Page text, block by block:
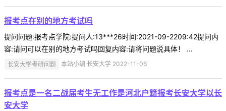
报考点在别的地方考试吗
提问问题:报考点学院:提问人:13***26时间:2021-09-2209:42提问内
容:请问可以在别的地方考试吗回复内容:请将问题说具体！ ...
长安大学考研问题 本站小编 长安大学 2022-11-06
报考点是一名二战届考生无工作是河北户籍报考长安大学以长
安大学